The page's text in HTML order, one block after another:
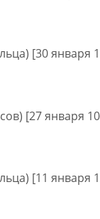
[30 января
[27 января
[11 января